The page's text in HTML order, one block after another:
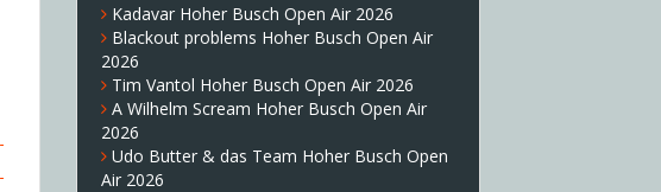
Kadavar Hoher Busch Open Air 2026
Blackout problems Hoher Busch Open Air
2026
Tim Vantol Hoher Busch Open Air 2026
A Wilhelm Scream Hoher Busch Open Air
2026
Udo Butter & das Team Hoher Busch Open
Air 2026